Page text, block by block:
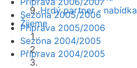
Hrdý partner - nabídka
Žijeme
Sezóna 2005/2006
Příprava 2005/2006
Sezóna 2004/2005
Příprava 2004/2005